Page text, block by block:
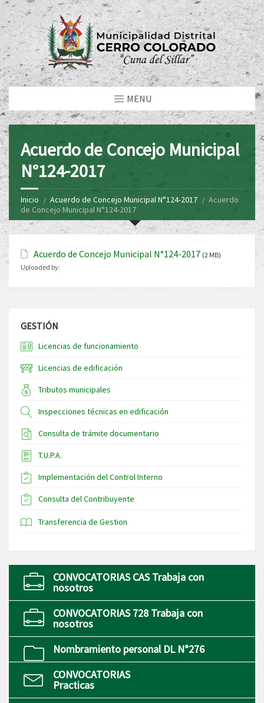
MENU
Acuerdo de Concejo Municipal
N°124-2017
Inicio Acuerdo de Concejo Municipal N°124-2017
Acuerdo
de Concejo Municipal N°124-2017
Acuerdo de Concejo Municipal N°124-2017 (2 MB)
Uploaded by:
GESTIÓN
Licencias de funcionamiento
Licencias de edificación
Tributos municipales
Inspecciones técnicas en edificación
Consulta de trámite documentario
T.U.P.A.
Implementación del Control Interno
Consulta del Contribuyente
Transferencia de Gestion
CONVOCATORIAS CAS Trabaja con
nosotros
CONVOCATORIAS 728 Trabaja con
nosotros
Nombramiento personal DL N°276
CONVOCATORIAS
Practicas